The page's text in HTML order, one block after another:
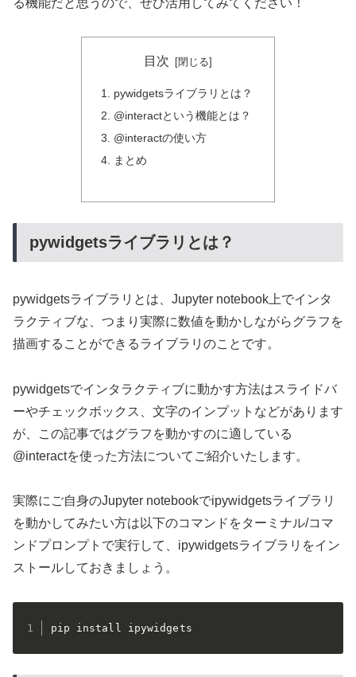
目次
pywidgetsライブラリとは？
@interactという機能とは？
@interactの使い方
まとめ
pywidgetsライブラリとは？
pywidgetsライブラリとは、Jupyter notebook上でインタ
ラクティブな、つまり実際に数値を動かしながらグラフを
描画することができるライブラリのことです。
pywidgetsでインタラクティブに動かす方法はスライドバ
ーやチェックボックス、文字のインプットなどがあります
が、この記事ではグラフを動かすのに適している
@interactを使った方法についてご紹介いたします。
実際にご自身のJupyter notebookでipywidgetsライブラリ
を動かしてみたい方は以下のコマンドをターミナル/コマ
ンドプロンプトで実行して、ipywidgetsライブラリをイン
ストールしておきましょう。
pip install ipywidgets